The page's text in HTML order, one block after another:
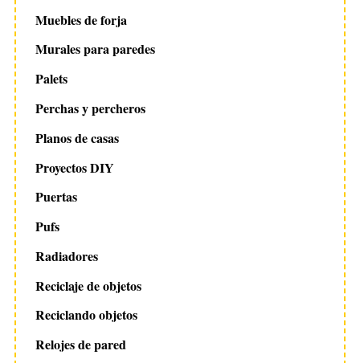
Muebles de forja
Murales para paredes
Palets
Perchas y percheros
Planos de casas
Proyectos DIY
Puertas
Pufs
Radiadores
Reciclaje de objetos
Reciclando objetos
Relojes de pared